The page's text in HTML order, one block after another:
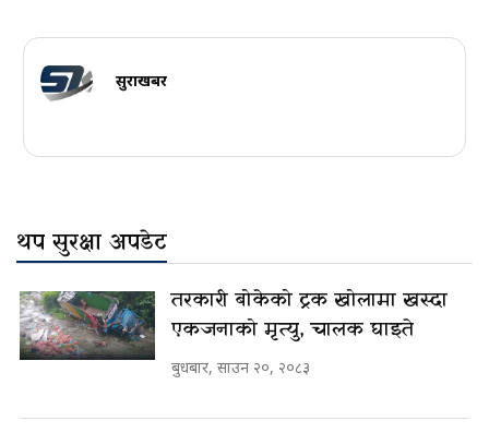
सुरक्षाखबर
थप सुरक्षा अपडेट
तरकारी बोकेको ट्रक खोलामा खस्दा
एकजनाको मृत्यु, चालक घाइते
बुधबार, साउन २०, २०८३